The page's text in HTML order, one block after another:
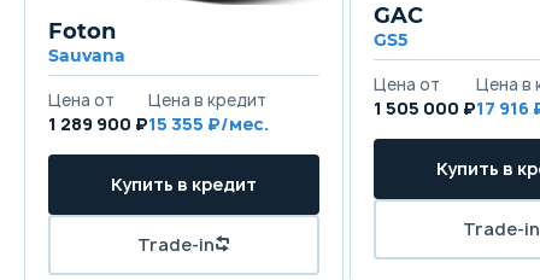
Foton
Sauvana
1 289 900 ₽15 355
GAC
GS5
1 505 000 ₽17 916